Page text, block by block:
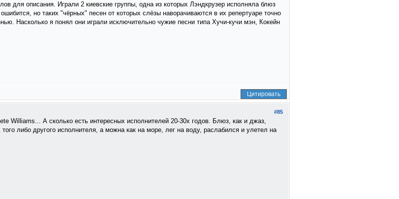
для описания. Играли 2 киевские группы, одна из которых Лэндкрузер исполняла блюз
но таких "чёрных" песен от которых слёзы наворачиваются в их репертуаре точно
Насколько я понял они играли исключительно чужие песни типа Хучи-кучи мэн, Кокейн
Цитировать
#85
Williams... А сколько есть интересных исполнителей 20-30х годов. Блюз, как и джаз,
либо другого исполнителя, а можна как на море, лег на воду, раслабился и улетел на